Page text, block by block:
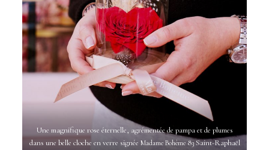
Une magnifique rose éternelle, agrémentée de pampa et de plumes
dans une belle cloche en verre signée Madame Bohème83 Saint-Raphaël